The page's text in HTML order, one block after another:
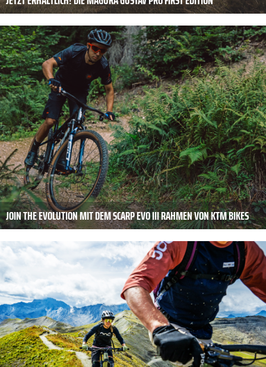
JOIN THE EVOLUTION MIT DEM SCARP EVO III RAHMEN VON KTM BIKES